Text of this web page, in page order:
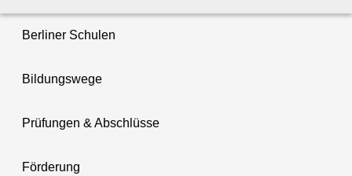
Berliner Schulen
Bildungswege
Prüfungen & Abschlüsse
Förderung